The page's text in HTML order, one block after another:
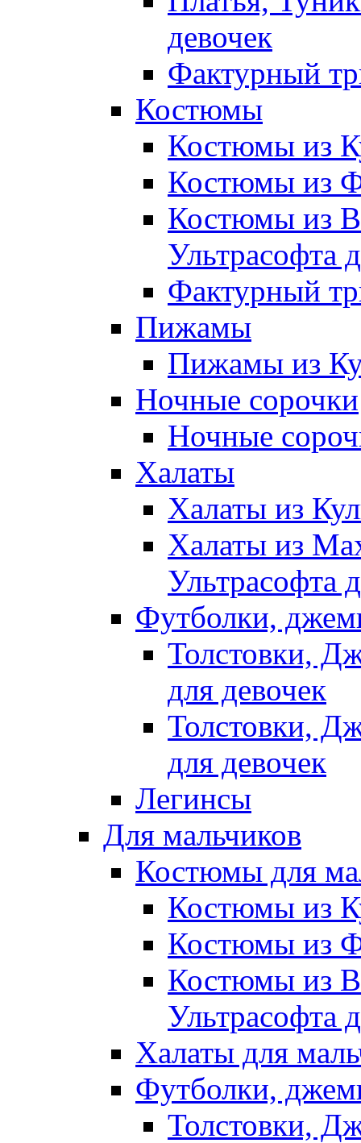
девочек
Фактурный
Костюмы
Костюмы из
Костюмы из
Костюмы из
Ультрасофта
Фактурный
Пижамы
Пижамы из
Ночные сорочки
Ночные
Халаты
Халаты из
Халаты из
Ультрасофта
Футболки,
Толстовки,
для девочек
Толстовки,
для девочек
Легинсы
Для мальчиков
Костюмы для
Костюмы из
Костюмы из
Костюмы из
Ультрасофта
Халаты для
Футболки,
Толстовки,